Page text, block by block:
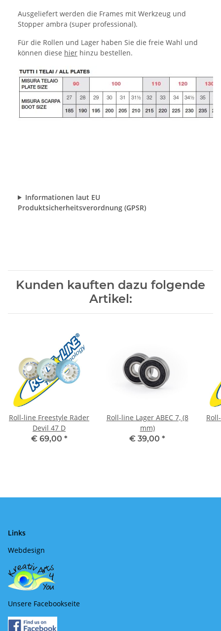
Ausgeliefert werden die Frames mit Werkzeug und
Stopper ambra (super professional).
Für die Rollen und Lager haben Sie die freie Wahl und
können diese hier hinzu bestellen.
Informationen laut EU
Produktsicherheitsverordnung (GPSR)
Kunden kauften dazu folgende
Artikel:
Roll-line Freestyle Räder
Devil 47 D
€ 69,00 *
Roll-line Lager ABEC 7, (8
mm)
€ 39,00 *
Links
Webdesign
Unsere Facebookseite